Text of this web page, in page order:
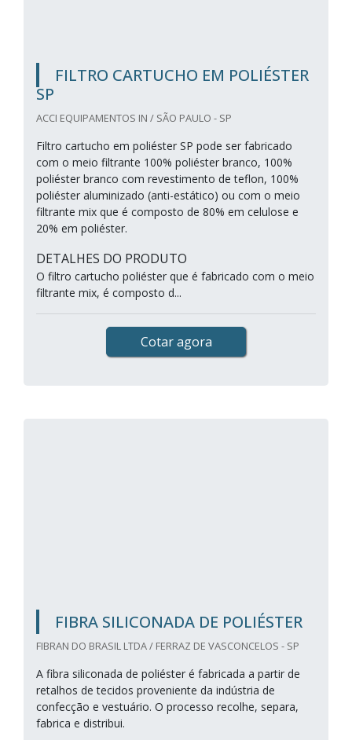
FILTRO CARTUCHO EM POLIÉSTER
SP
ACCI EQUIPAMENTOS IN / SÃO PAULO - SP
Filtro cartucho em poliéster SP pode ser fabricado
com o meio filtrante 100% poliéster branco, 100%
poliéster branco com revestimento de teflon, 100%
poliéster aluminizado (anti-estático) ou com o meio
filtrante mix que é composto de 80% em celulose e
20% em poliéster.
DETALHES DO PRODUTO
O filtro cartucho poliéster que é fabricado com o meio
filtrante mix, é composto d...
Cotar agora
FIBRA SILICONADA DE POLIÉSTER
FIBRAN DO BRASIL LTDA / FERRAZ DE VASCONCELOS - SP
A fibra siliconada de poliéster é fabricada a partir de
retalhos de tecidos proveniente da indústria de
confecção e vestuário. O processo recolhe, separa,
fabrica e distribui.